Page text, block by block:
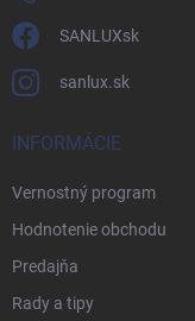
SANLUXsk
sanlux.sk
INFORMÁCIE
Vernostný program
Hodnotenie obchodu
Predajňa
Rady a tipy